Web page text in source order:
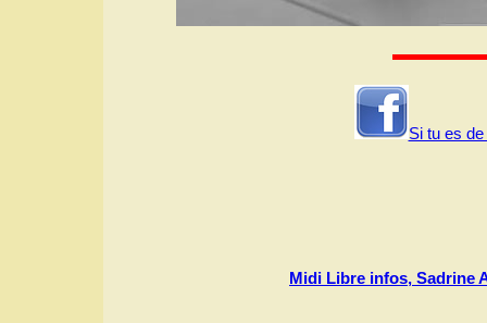
Si tu es
Midi Libre infos, Sadrine